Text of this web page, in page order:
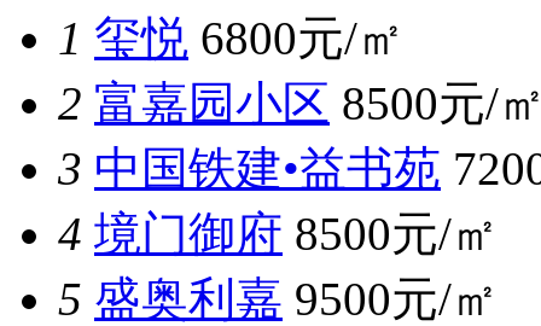
1 玺悦 6800元/㎡
2 富嘉园小区 8500元/
3 中国铁建•益书苑
4 境门御府 8500元/㎡
5 盛奥利嘉 9500元/㎡